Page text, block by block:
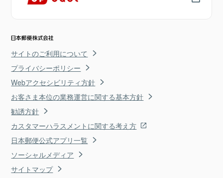
サイトのご利用について
プライバシーポリシー
Webアクセシビリティ方針
お客さま本位の業務運営に関する基本方針
勧誘方針
カスタマーハラスメントに関する考え方
日本郵便公式アプリ一覧
ソーシャルメディア
サイトマップ